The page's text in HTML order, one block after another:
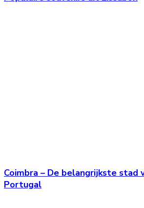
Coimbra – De belangrijkste stad
Portugal